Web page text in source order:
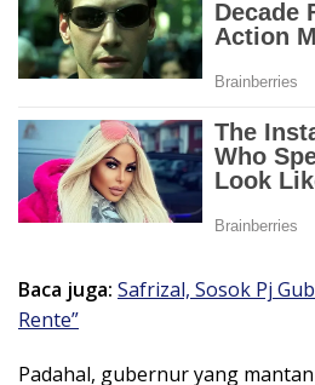
Baca juga: Safrizal, Sosok Pj
Rente”
Padahal, gubernur yang